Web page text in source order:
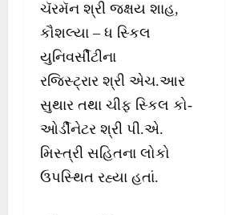
ચૅરમૅન શ્રી જક્ષય શાહ,
કૌશલ્યા – ધ સ્કિલ
યુનિવર્સીટીના
રજિસ્ટ્રાર શ્રી એચ.આર
સુથાર તથા ચીફ સ્કિલ કો-
ઓર્ડીનેટર શ્રી પી.એ.
મિસ્ત્રી સહિતના લોકો
ઉપસ્થિત રહ્યા હતાં.